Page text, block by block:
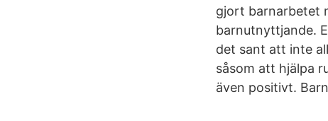
gjort barnarbetet
barnutnyttjande.
det sant att inte
såsom att hjälpa
även positivt.